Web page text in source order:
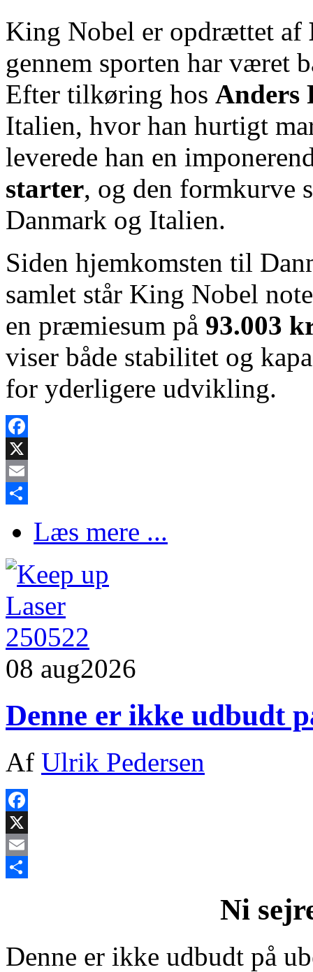
King Nobel er opdrættet af
gennem sporten har været
Efter tilkøring hos Anders
Italien, hvor han hurtigt
leverede han en
starter, og den formkurve
Danmark og Italien.
Siden hjemkomsten til
samlet står King Nobel
en præmiesum på 93.003
viser både stabilitet og
for yderligere udvikling.
Facebook
X
Email
Læs mere ...
08 aug2026
Denne er ikke udbudt
Af Ulrik Pedersen
Facebook
X
Email
Ni
Denne er ikke udbudt på